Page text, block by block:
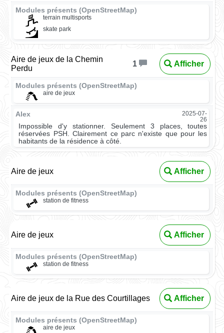
Modules présents (OpenStreetMap)
terrain multisports
skate park
Aire de jeux de la Chemin
Perdu
1 Afficher
Modules présents (OpenStreetMap)
aire de jeux
Alex
2025-07-
26
Impossible d'y stationner. Seulement 3 places, toutes
réservées PSH. Clairement ce parc n'existe que pour les
habitants de la résidence à côté.
Aire de jeux Afficher
Modules présents (OpenStreetMap)
station de fitness
Aire de jeux Afficher
Modules présents (OpenStreetMap)
station de fitness
Aire de jeux de la Rue des Courtillages Afficher
Modules présents (OpenStreetMap)
aire de jeux